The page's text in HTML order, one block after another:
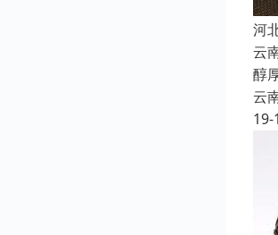
河
云
醇
云
19-